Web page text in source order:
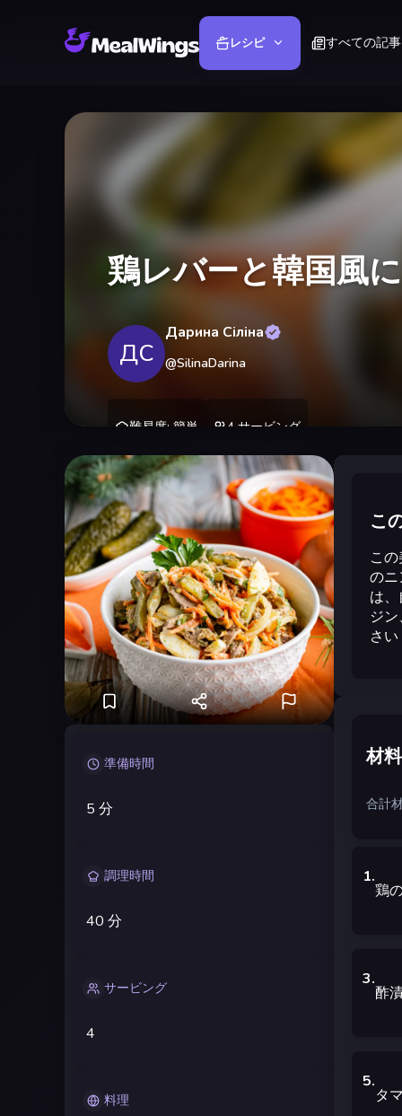
レシピ すべての記事
鶏レバーと韓国風
ДС
Дарина Сіліна
@SilinaDarina
難易度: 簡単 4 サービング
準備時間
5 分
調理時間
40 分
サービング
4
料理
こ
こ
の
は
ジ
さ
材
合計
1.
鶏
3.
酢
5.
タ